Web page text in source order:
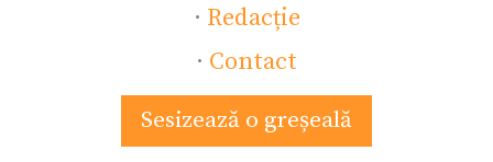
· Redacție
· Contact
Sesizează o greșeală